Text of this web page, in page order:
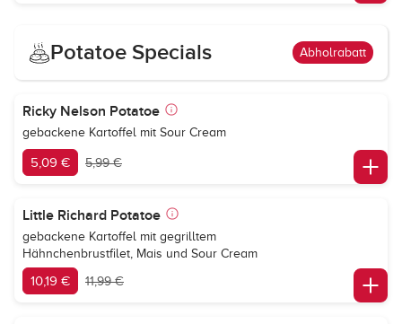
Potatoe Specials Abholrabatt
Ricky Nelson Potatoe
gebackene Kartoffel mit Sour Cream
5,09 € 5,99 €
Little Richard Potatoe
gebackene Kartoffel mit gegrilltem
Hähnchenbrustfilet, Mais und Sour Cream
10,19 € 11,99 €